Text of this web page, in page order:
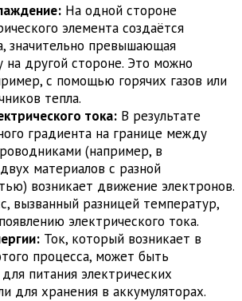
На одной стороне
элемента создаётся
значительно превышающая
на другой стороне. Это можно
с помощью горячих газов или
тепла.
тока: В результате
градиента на границе между
(например, в
материалов с разной
возникает движение электронов.
вызванный разницей температур,
электрического тока.
Ток, который возникает в
процесса, может быть
питания электрических
для хранения в аккумуляторах.